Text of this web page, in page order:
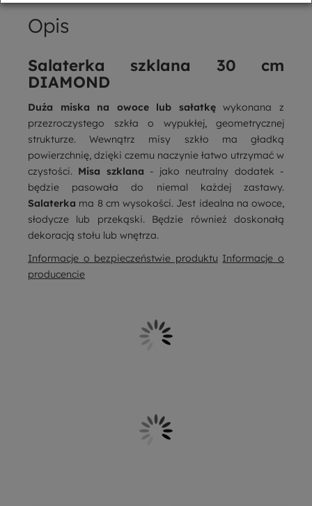
Opis
Salaterka szklana 30 cm
DIAMOND
Duża miska na owoce lub sałatkęwykonana z
przezroczystego szkła o wypukłej, geometrycznej
strukturze. Wewnątrz misy szkło ma gładką
powierzchnię, dzięki czemu naczynie łatwo utrzymać w
czystości. Misa szklana - jako neutralny dodatek -
będzie pasowała do niemal każdej zastawy.
Salaterka ma 8 cm wysokości. Jest idealna na owoce,
słodycze lub przekąski. Będzie również doskonałą
dekoracją stołu lub wnętrza.
Informacje o bezpieczeństwie produktu Informacje o
producencie